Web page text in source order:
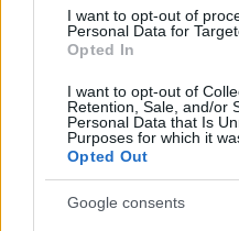
I want to opt-out of
Personal Data for
Opted In
I want to opt-out of
Retention, Sale, and/or
Personal Data that Is
Purposes for which it
Opted Out
Google consents